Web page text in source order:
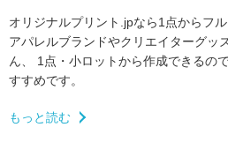
オリジナルプリント.jpなら1点からフ
アパレルブランドやクリエイターグッ
ん、
1点・小ロットから作成できるの
すすめです。
もっと読む